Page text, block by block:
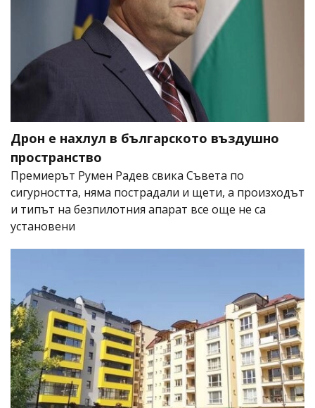
Дрон е нахлул в българското въздушно
пространство
Премиерът Румен Радев свика Съвета по
сигурността, няма пострадали и щети, а произходът
и типът на безпилотния апарат все още не са
установени